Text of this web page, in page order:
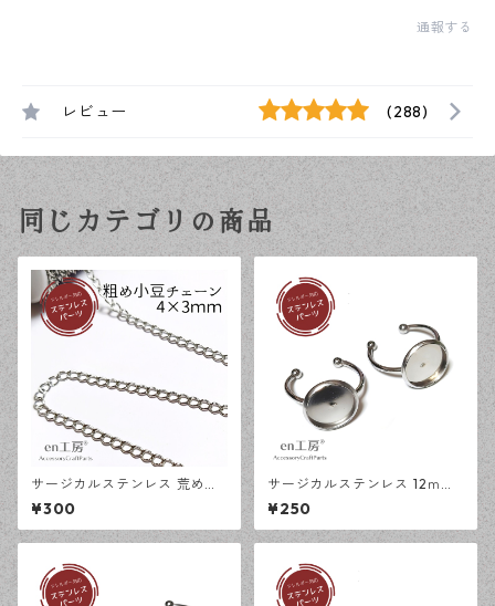
通報する
レビュー (288)
同じカテゴリの商品
サージカルステンレス 荒め小
豆チェーン 4×3ｍｍ シルバー
50cm アジャスターチェーン
アレルギー対応 ハンドメイド
¥300
サージカルステンレス 12ｍｍ
ミール皿 オープンリング台 シ
ルバー 2個 アレルギー対応 ア
クセサリーパーツ ハンドメイ
¥250